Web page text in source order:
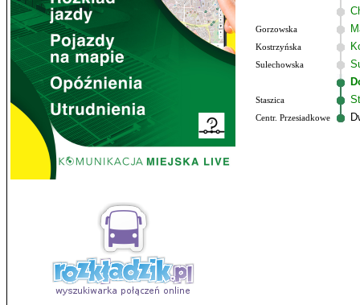
Gorzowska
Kostrzyńska
Sulechowska
Staszica
Centr. Przesiadkowe